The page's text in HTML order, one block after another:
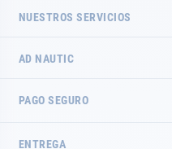
NUESTROS SERVICIOS
AD NAUTIC
PAGO SEGURO
ENTREGA